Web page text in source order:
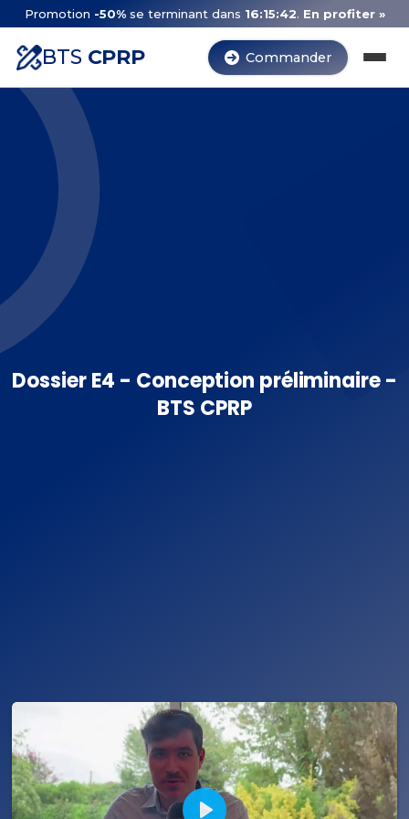
Promotion -50% se terminant dans 16:15:41. En profiter »
BTS CPRP Commander
Dossier E4 - Conception préliminaire -
BTS CPRP